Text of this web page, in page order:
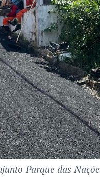
Parque das